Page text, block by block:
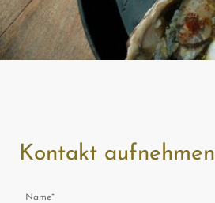
Kontakt aufnehmen
Name*